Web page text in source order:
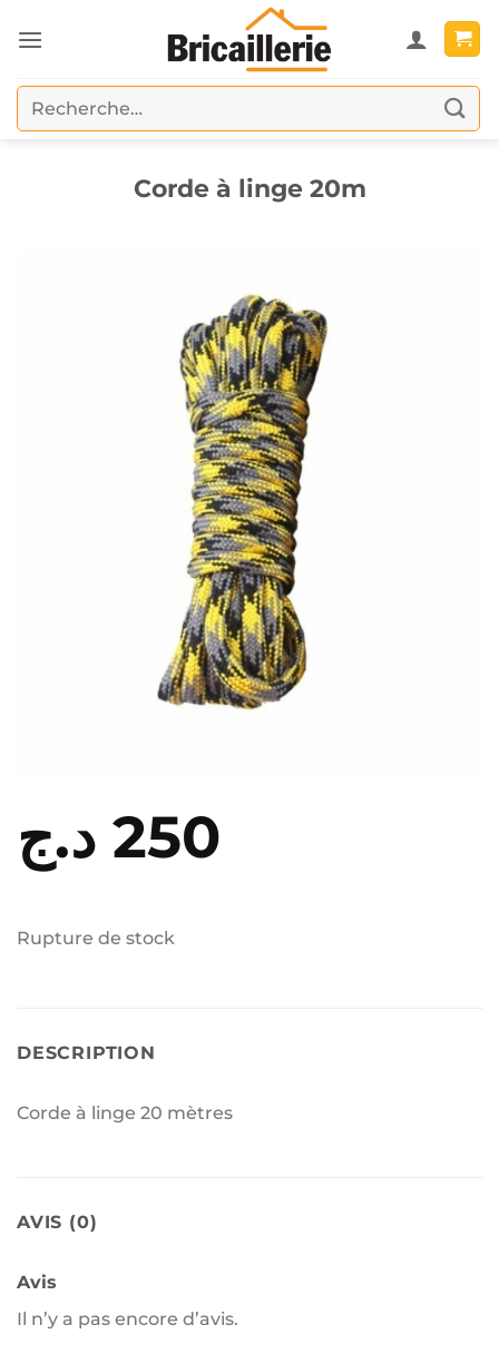
au
Recherche
pour :
Corde à linge 20m
250 د.ج
Rupture de stock
DESCRIPTION
Corde à linge 20 mètres
AVIS (0)
Avis
Il n’y a pas encore d’avis.